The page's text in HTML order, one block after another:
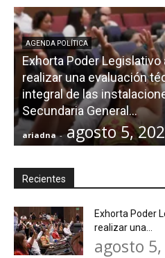
AGENDA POLÍTICA
Exhorta Poder Legislativo
realizar una evaluación
integral de las
Secundaria General...
ariadna - agosto 5,
Recientes
Exhorta Poder
realizar una...
agosto